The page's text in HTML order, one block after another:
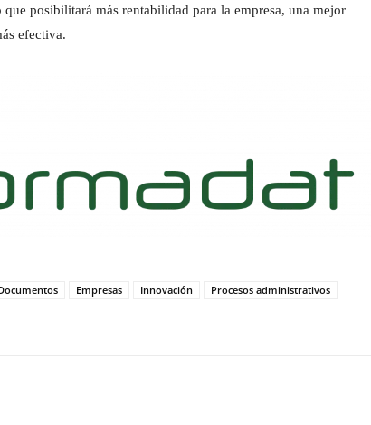
posibilitará más rentabilidad para la empresa, una mejor
efectiva.
Empresas Innovación
Procesos administrativos